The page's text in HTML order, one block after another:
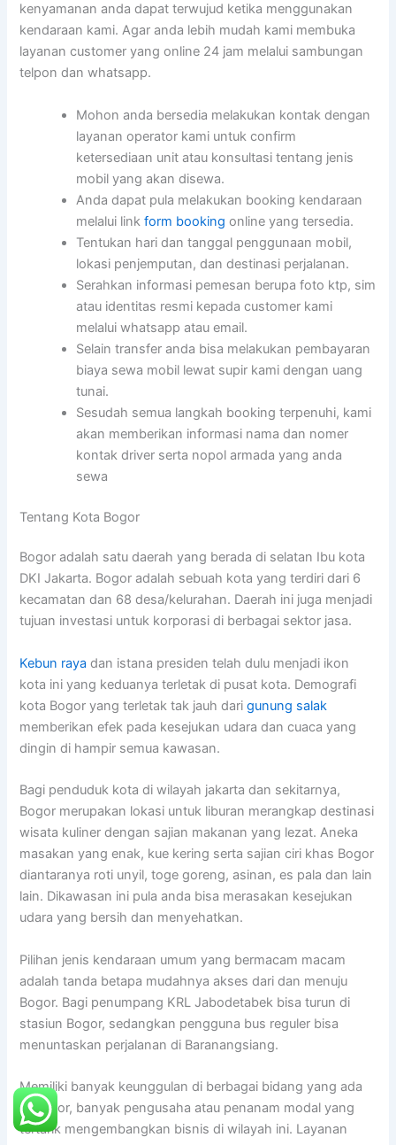
kenyamanan anda dapat terwujud ketika menggunakan
kendaraan kami. Agar anda lebih mudah kami membuka
layanan customer yang online 24 jam melalui sambungan
telpon dan whatsapp.
Mohon anda bersedia melakukan kontak dengan
layanan operator kami untuk confirm
ketersediaan unit atau konsultasi tentang jenis
mobil yang akan disewa.
Anda dapat pula melakukan booking kendaraan
melalui linkform booking online yang tersedia.
Tentukan hari dan tanggal penggunaan mobil,
lokasi penjemputan, dan destinasi perjalanan.
Serahkan informasi pemesan berupa foto ktp, sim
atau identitas resmi kepada customer kami
melalui whatsapp atau email.
Selain transfer anda bisa melakukan pembayaran
biaya sewa mobil lewat supir kami dengan uang
tunai.
Sesudah semua langkah booking terpenuhi, kami
akan memberikan informasi nama dan nomer
kontak driver serta nopol armada yang anda
sewa
Tentang Kota Bogor
Bogor adalah satu daerah yang berada di selatan Ibu kota
DKI Jakarta. Bogor adalah sebuah kota yang terdiri dari 6
kecamatan dan 68 desa/kelurahan. Daerah ini juga menjadi
tujuan investasi untuk korporasi di berbagai sektor jasa.
Kebun raya dan istana presiden telah dulu menjadi ikon
kota ini yang keduanya terletak di pusat kota. Demografi
kota Bogor yang terletak tak jauh darigunung salak
memberikan efek pada kesejukan udara dan cuaca yang
dingin di hampir semua kawasan.
Bagi penduduk kota di wilayah jakarta dan sekitarnya,
Bogor merupakan lokasi untuk liburan merangkap destinasi
wisata kuliner dengan sajian makanan yang lezat. Aneka
masakan yang enak, kue kering serta sajian ciri khas Bogor
diantaranya roti unyil, toge goreng, asinan, es pala dan lain
lain. Dikawasan ini pula anda bisa merasakan kesejukan
udara yang bersih dan menyehatkan.
Pilihan jenis kendaraan umum yang bermacam macam
adalah tanda betapa mudahnya akses dari dan menuju
Bogor. Bagi penumpang KRL Jabodetabek bisa turun di
stasiun Bogor, sedangkan pengguna bus reguler bisa
menuntaskan perjalanan di Baranangsiang.
Memiliki banyak keunggulan di berbagai bidang yang ada
di Bogor, banyak pengusaha atau penanam modal yang
tertarik mengembangkan bisnis di wilayah ini. Layanan